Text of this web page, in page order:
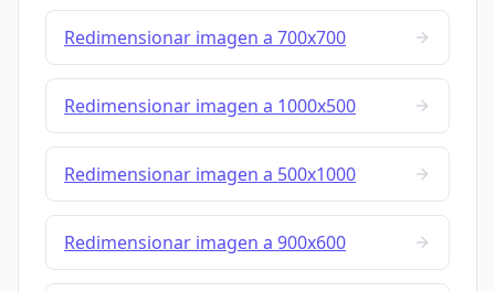
Redimensionar imagen a 700x700
Redimensionar imagen a 1000x500
Redimensionar imagen a 500x1000
Redimensionar imagen a 900x600